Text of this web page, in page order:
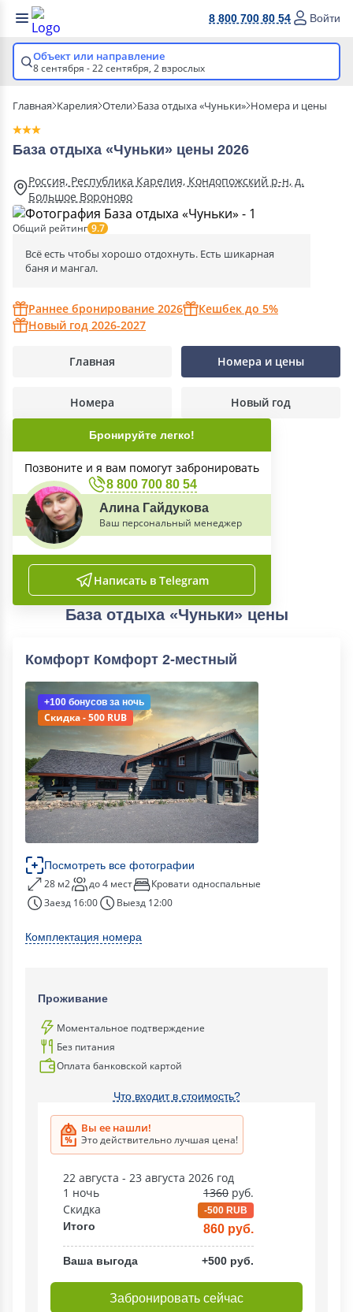
8 800 700 80 54 Войти
Объект или направление
8 сентября - 22 сентября, 2 взрослых
Главная Карелия Отели База отдыха «Чуньки» Номера и цены
База отдыха «Чуньки» цены 2026
Россия, Республика Карелия, Кондопожский р-н, д.
Большое Вороново
Общий рейтинг 9.7
Всё есть чтобы хорошо отдохнуть. Есть шикарная
баня и мангал.
Раннее бронирование 2026
Кешбек до 5%
Новый год 2026-2027
Главная Номера и цены
Номера Новый год
Бронируйте легко!
Позвоните и я вам помогут забронировать
8 800 700 80 54
Алина Гайдукова
Ваш персональный менеджер
Написать в Telegram
База отдыха «Чуньки» цены
Комфорт Комфорт 2-местный
+100 бонусов за ночь
Скидка - 500 RUB
Посмотреть все фотографии
28 м2 до 4 мест
Кровати односпальные
Заезд 16:00
Выезд 12:00
Комплектация номера
Проживание
Моментальное подтверждение
Без питания
Оплата банковской картой
Что входит в стоимость?
Вы ее нашли!
Это действительно лучшая цена!
22 августа - 23 августа 2026 год
1 ночь
1360 руб.
Скидка
-500 RUB
Итого 860 руб.
Ваша выгода +500 руб.
Забронировать сейчас